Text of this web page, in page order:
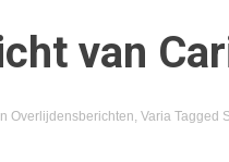
van
Overlijdensberichten, Varia Tagged